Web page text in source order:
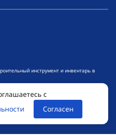
инструмент и инвентарь в
интернет-сайт носит исключительно
условиях не является публичной
2 ст. 437 Гражданского кодекса
информации о стоимости
к менеджерам компании.
с
Согласен